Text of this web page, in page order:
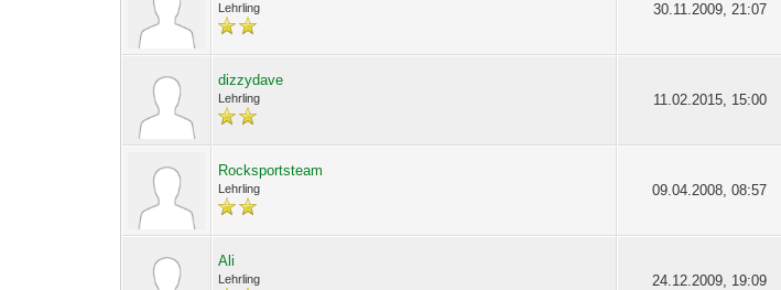
Lehrling 30.11.2009, 21:07
dizzydave
Lehrling 11.02.2015, 15:00
Rocksportsteam
Lehrling 09.04.2008, 08:57
Ali
Lehrling 24.12.2009, 19:09